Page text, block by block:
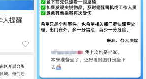
人提醒